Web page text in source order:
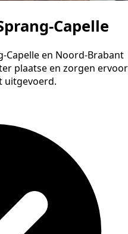
Capelle
Capelle en Noord-Brabant
plaatse en zorgen ervoor
uitgevoerd.